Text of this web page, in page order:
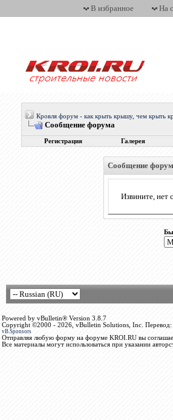
В избранное На
Кровля форум - как крыть крышу, чем крыть
Сообщение форума
Регистрация Галерея
Сообщение
Извините, нет
Powered by vBulletin® Version 3.8.7
Copyright ©2000 - 2026, vBulletin Solutions, Inc. Перевод:
vB.Sponsors
Отправляя любую форму на форуме KROI.RU вы
Все материалы могут использоваться при указании